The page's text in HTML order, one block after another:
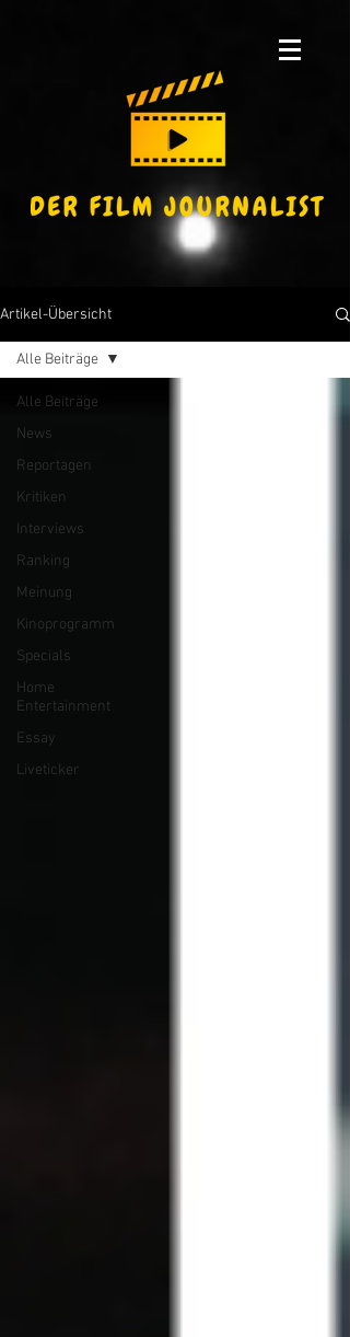
Artikel-Übersicht
Alle Beiträge
News
Reportagen
Kritiken
Interviews
Ranking
Meinung
Kinoprogramm
Specials
Home
Entertainment
Essay
Liveticker
Alle Beiträge